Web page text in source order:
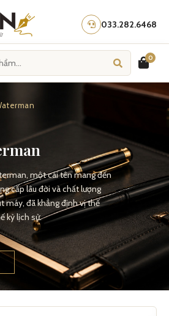
033.282.6468
0
một cái tên mang đến
cấp lâu đời và chất lượng
máy, đã khẳng định vị thế
kỷ lịch sử.